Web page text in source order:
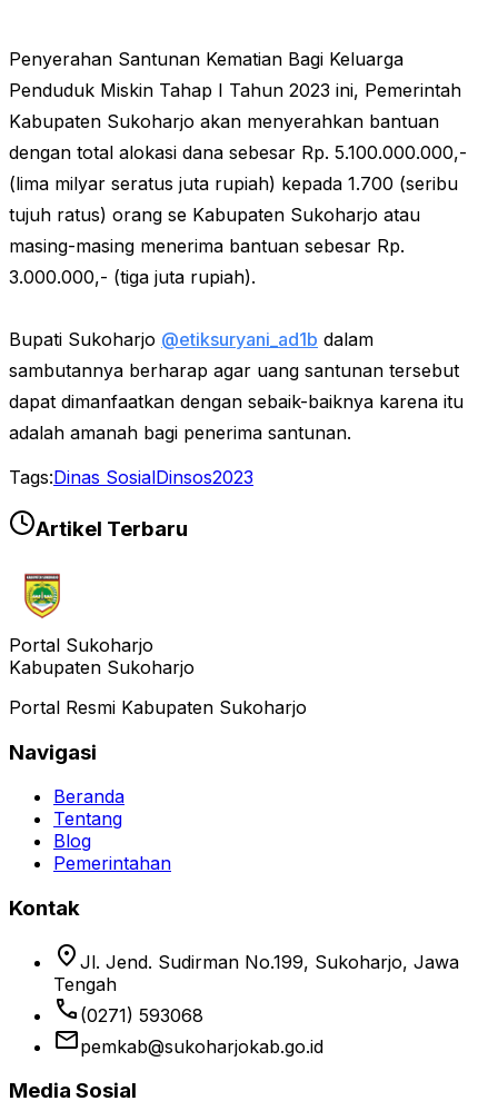
Penyerahan Santunan Kematian Bagi Keluarga
Penduduk Miskin Tahap I Tahun 2023 ini, Pemerintah
Kabupaten Sukoharjo akan menyerahkan bantuan
dengan total alokasi dana sebesar Rp. 5.100.000.000,-
(lima milyar seratus juta rupiah) kepada 1.700 (seribu
tujuh ratus) orang se Kabupaten Sukoharjo atau
masing-masing menerima bantuan sebesar Rp.
3.000.000,- (tiga juta rupiah).
Bupati Sukoharjo @etiksuryani_ad1b dalam
sambutannya berharap agar uang santunan tersebut
dapat dimanfaatkan dengan sebaik-baiknya karena itu
adalah amanah bagi penerima santunan.
Tags:Dinas SosialDinsos2023
Artikel Terbaru
Portal Sukoharjo
Kabupaten Sukoharjo
Portal Resmi Kabupaten Sukoharjo
Navigasi
Beranda
Tentang
Blog
Pemerintahan
Kontak
location_on Jl. Jend. Sudirman No.199, Sukoharjo, Jawa
Tengah
phone (0271) 593068
emailpemkab@sukoharjokab.go.id
Media Sosial